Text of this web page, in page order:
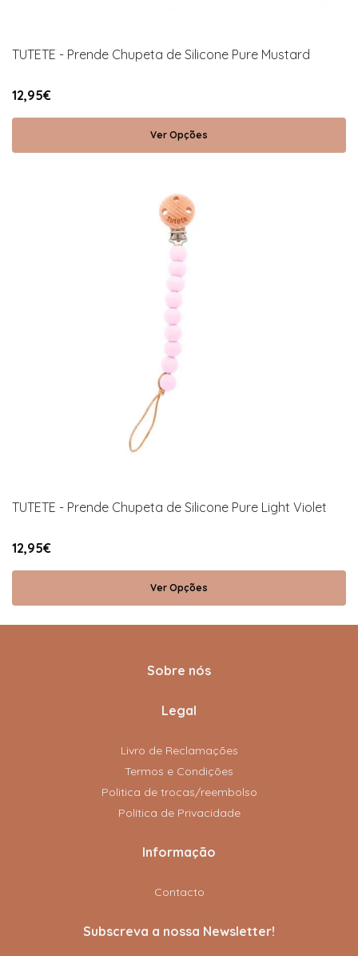
TUTETE - Prende Chupeta de Silicone Pure Mustard
12,95€
Ver Opções
TUTETE - Prende Chupeta de Silicone Pure Light Violet
12,95€
Ver Opções
Sobre nós
Legal
Livro de Reclamações
Termos e Condições
Politica de trocas/reembolso
Política de Privacidade
Informação
Contacto
Subscreva a nossa Newsletter!